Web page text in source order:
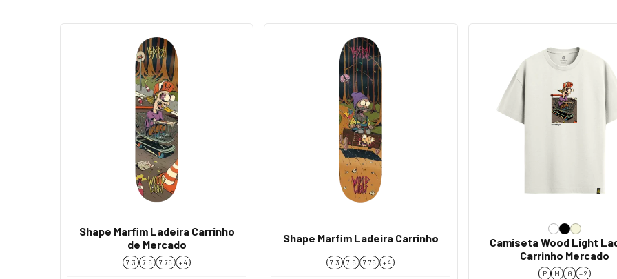
Shape Marfim Ladeira Carrinho
de Mercado
7.3 7.5 7.75 + 4
Shape Marfim Ladeira Carrinho
7.3 7.5 7.75 + 4
Camiseta Wood Light
Carrinho Mercado
P M G + 2